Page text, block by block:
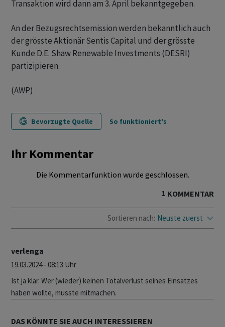
Transaktion wird dann am 3. April bekanntgegeben.
An der Bezugsrechtsemission werden bekanntlich auch
der grösste Aktionär Sentis Capital und der grösste
Kunde D.E. Shaw Renewable Investments (DESRI)
partizipieren.
(AWP)
Bevorzugte Quelle So funktioniert's
Ihr Kommentar
Die Kommentarfunktion wurde geschlossen.
1 KOMMENTAR
Sortieren nach: Neuste zuerst
verlenga
19.03.2024 - 08:13 Uhr
Ist ja klar. Wer (wieder) keinen Totalverlust seines Einsatzes
haben wollte, musste mitmachen.
DAS KÖNNTE SIE AUCH INTERESSIEREN